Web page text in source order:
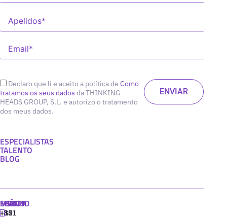
Declaro que li e aceito a política de Como
tratamos os seus dados da THINKING
HEADS GROUP, S.L. e autorizo o tratamento
dos meus dados.
ESPECIALISTAS
TALENTO
BLOG
MADRID
+34
MIAMI
+1
SEÚL
+82
LISBOA
‪+351